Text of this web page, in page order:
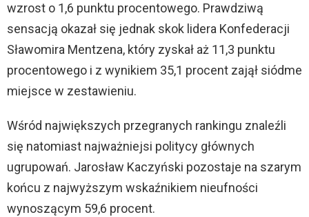
wzrost o 1,6 punktu procentowego. Prawdziwą
sensacją okazał się jednak skok lidera Konfederacji
Sławomira Mentzena, który zyskał aż 11,3 punktu
procentowego i z wynikiem 35,1 procent zajął siódme
miejsce w zestawieniu.
Wśród największych przegranych rankingu znaleźli
się natomiast najważniejsi politycy głównych
ugrupowań. Jarosław Kaczyński pozostaje na szarym
końcu z najwyższym wskaźnikiem nieufności
wynoszącym 59,6 procent.